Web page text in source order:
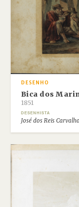
DESENHO
Bica dos
1851
DESENHISTA
José dos Reis Carvalho